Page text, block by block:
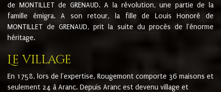
de MONTILLET de GRENAUD. A la révolution, une partie de la
famille émigra. A son retour, la fille de Louis Honoré de
MONTILLET de GRENAUD, prit la suite du procès de l'énorme
héritage.
Le village
En 1758, lors de l'expertise, Rougemont comporte 36 maisons et
seulement 24 à Aranc. Depuis Aranc est devenu village et